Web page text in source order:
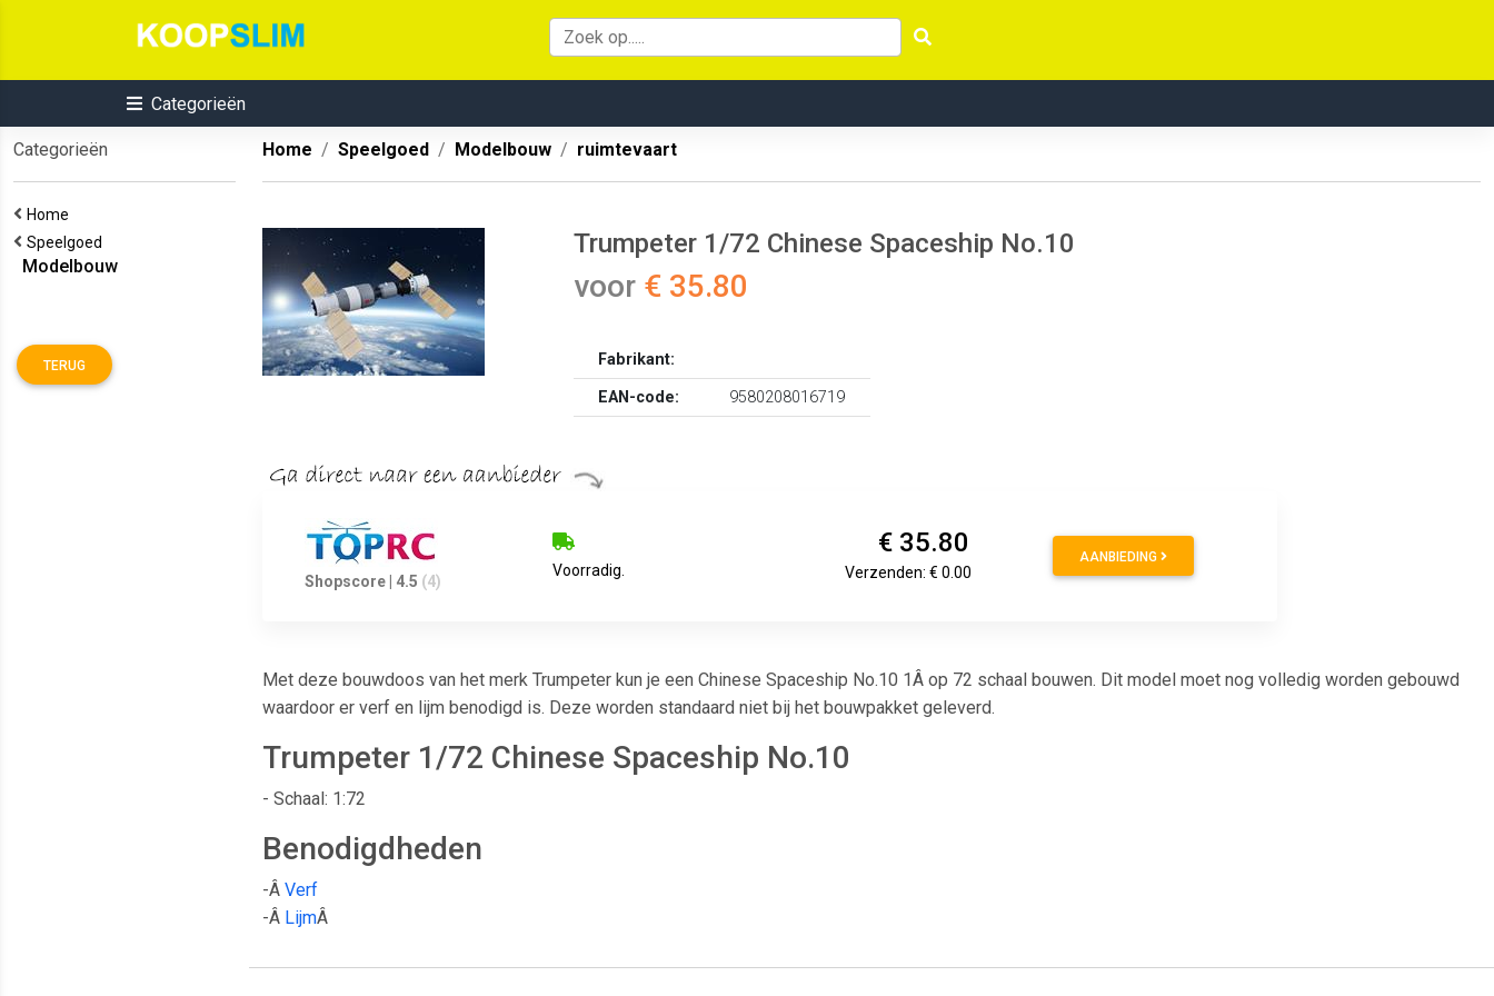
Categorieën
Categorieën
Home
Speelgoed
Modelbouw
TERUG
Home Speelgoed Modelbouw ruimtevaart
Trumpeter 1/72 Chinese Spaceship No.10
voor € 35.80
Fabrikant:
EAN-code:
9580208016719
Shopscore | 4.5 (4)
Voorradig.
€ 35.80
Verzenden: € 0.00
AANBIEDING
Met deze bouwdoos van het merk Trumpeter kun je een Chinese Spaceship No.10 1Â op 72 schaal bouwen. Dit model moet nog volledig worden gebouwd
waardoor er verf en lijm benodigd is. Deze worden standaard niet bij het bouwpakket geleverd.
Trumpeter 1/72 Chinese Spaceship No.10
- Schaal: 1:72
Benodigdheden
-Â Verf
-Â LijmÂ